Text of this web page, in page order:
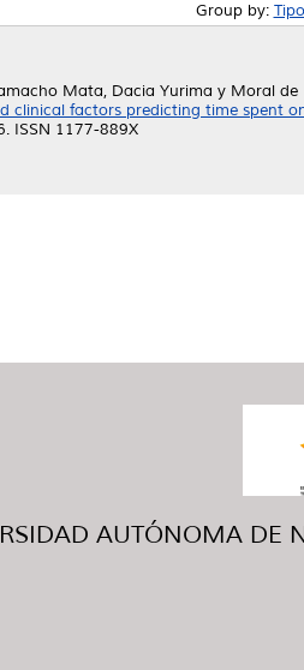
Group by:
Mata, Dacia Yurima y Moral de
clinical factors predicting time spent
ISSN 1177-889X
AUTÓNOMA DE